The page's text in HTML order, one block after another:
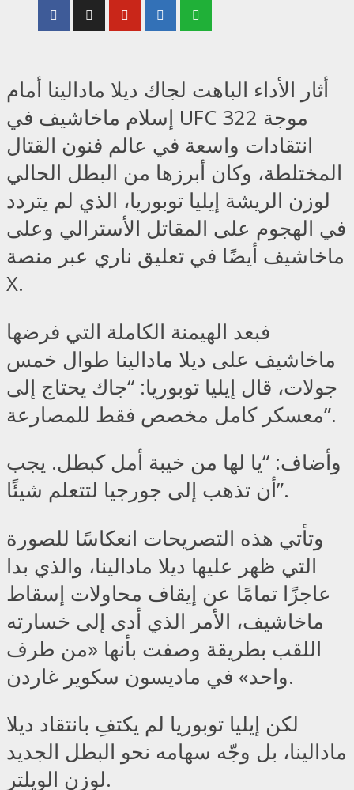
أثار الأداء الباهت لجاك ديلا مادالينا أمام
إسلام ماخاشيف في UFC 322 موجة
انتقادات واسعة في عالم فنون القتال
المختلطة، وكان أبرزها من البطل الحالي
لوزن الريشة إيليا توبوريا، الذي لم يتردد
في الهجوم على المقاتل الأسترالي وعلى
ماخاشيف أيضًا في تعليق ناري عبر منصة
X.
فبعد الهيمنة الكاملة التي فرضها
ماخاشيف على ديلا مادالينا طوال خمس
جولات، قال إيليا توبوريا: “جاك يحتاج إلى
معسكر كامل مخصص فقط للمصارعة”.
وأضاف: “يا لها من خيبة أمل كبطل. يجب
أن تذهب إلى جورجيا لتتعلم شيئًا”.
وتأتي هذه التصريحات انعكاسًا للصورة
التي ظهر عليها ديلا مادالينا، والذي بدا
عاجزًا تمامًا عن إيقاف محاولات إسقاط
ماخاشيف، الأمر الذي أدى إلى خسارته
اللقب بطريقة وصفت بأنها «من طرف
واحد» في ماديسون سكوير غاردن.
لكن إيليا توبوريا لم يكتفِ بانتقاد ديلا
مادالينا، بل وجّه سهامه نحو البطل الجديد
لوزن الويلتر.